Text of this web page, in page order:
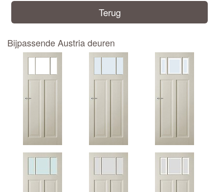
Terug
Bijpassende Austria deuren